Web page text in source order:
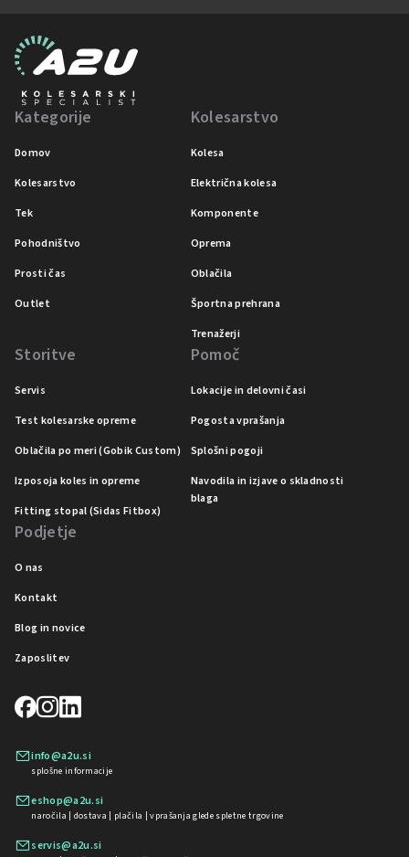
Kategorije
Domov
Kolesarstvo
Tek
Pohodništvo
Prosti čas
Outlet
Kolesarstvo
Kolesa
Električna kolesa
Komponente
Oprema
Oblačila
Športna prehrana
Trenažerji
Storitve
Servis
Test kolesarske opreme
Oblačila po meri (Gobik Custom)
Izposoja koles in opreme
Fitting stopal (Sidas Fitbox)
Pomoč
Lokacije in delovni časi
Pogosta vprašanja
Splošni pogoji
Navodila in izjave o skladnosti
blaga
Podjetje
O nas
Kontakt
Blog in novice
Zaposlitev
info@a2u.si
splošne informacije
eshop@a2u.si
naročila | dostava | plačila | vprašanja glede spletne trgovine
servis@a2u.si